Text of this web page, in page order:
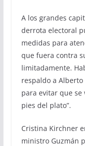
A los grandes
derrota electoral
medidas para
que fuera contra
limitadamente.
respaldo a
para evitar que se
pies del plato”.
Cristina Kirchner
ministro Guzmán